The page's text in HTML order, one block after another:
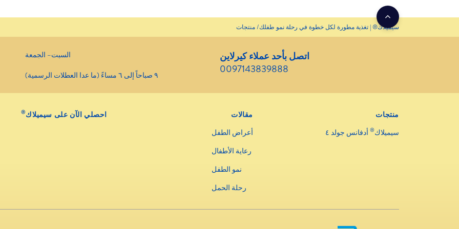
سيميلاك® | تغذية مطورة لكل خطوة في رحلة نمو طفلك منتجات
اتصل بأحد عملاء كيرلاين
0097143839888
السبت– الجمعة
منتجات
سيميلاك® أدفانس جولد ٤
مقالات
أعراض الطفل
رعاية الأطفال
نمو الطفل
رحلة الحمل
احصلي الآن على سيميلاك®